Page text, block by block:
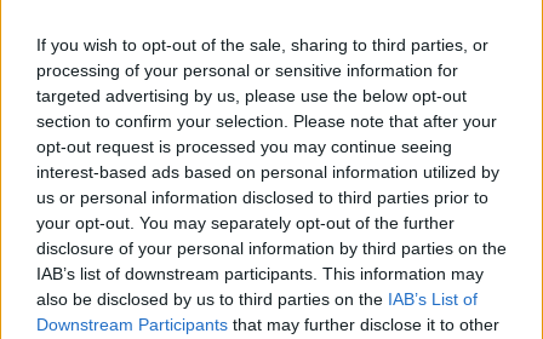
If you wish to opt-out of the sale, sharing to third parties, or
processing of your personal or sensitive information for
targeted advertising by us, please use the below opt-out
section to confirm your selection. Please note that after your
opt-out request is processed you may continue seeing
interest-based ads based on personal information utilized by
us or personal information disclosed to third parties prior to
your opt-out. You may separately opt-out of the further
disclosure of your personal information by third parties on the
IAB’s list of downstream participants. This information may
also be disclosed by us to third parties on the IAB’s List of
Downstream Participants that may further disclose it to other
Il video sarà postato sui canali social del Comune di
Montepulciano domani mattinae poi condiviso. Non solo: a
Montepulciano Stazione, domani sarà istallata una panchina
rossa in via Roma: è la terza, dopo quelle collocate nel capoluogo e
nella frazione di Acquaviva.
L'assessore alle Pari Opportunità e le consigliere comunali hanno
decorato con grandi fiocchi rossi gli alberi e i lampioni di Via
Firenze,vicino alla Stazione. La sera sarà illuminata con effetti
rossi la torre del Palazzo Comunale insieme ad un altro edificio
pubblico.
Sabato prossimo, nel pomeriggio, il sindaco Michele Angiolini e
la consigliera Protasiin diretta Facebook per ribadire l’impegno di
Montepulciano contro la violenza sulle donne e contro i femminicidi,